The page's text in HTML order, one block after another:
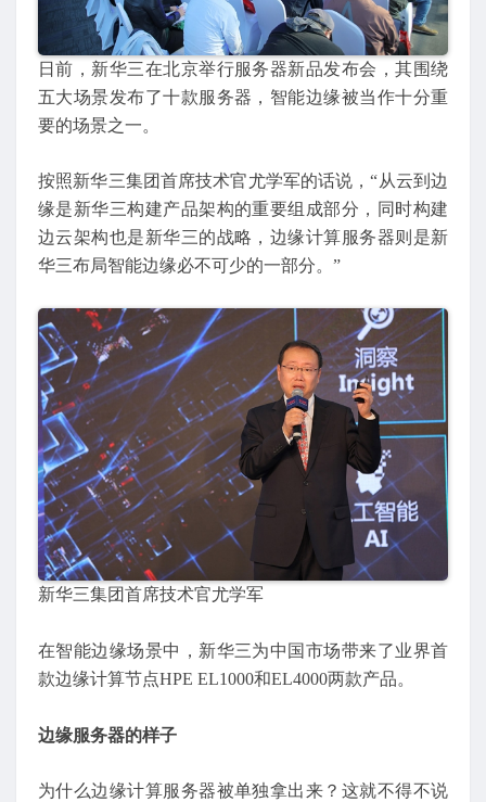
日前，新华三在北京举行服务器新品发布会，其围绕
五大场景发布了十款服务器，智能边缘被当作十分重
要的场景之一。
按照新华三集团首席技术官尤学军的话说，“从云到边
缘是新华三构建产品架构的重要组成部分，同时构建
边云架构也是新华三的战略，边缘计算服务器则是新
华三布局智能边缘必不可少的一部分。”
新华三集团首席技术官尤学军
在智能边缘场景中，新华三为中国市场带来了业界首
款边缘计算节点HPE EL1000和EL4000两款产品。
边缘服务器的样子
为什么边缘计算服务器被单独拿出来？这就不得不说